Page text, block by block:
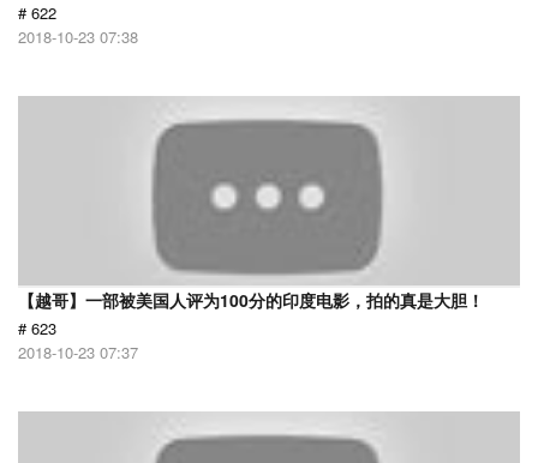
# 622
2018-10-23 07:38
【越哥】一部被美国人评为100分的印度电影，拍的真是大胆！
# 623
2018-10-23 07:37